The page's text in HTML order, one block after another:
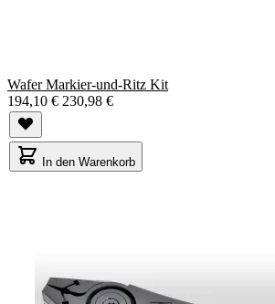
Wafer Markier-und-Ritz Kit
194,10 € 230,98 €
In den Warenkorb